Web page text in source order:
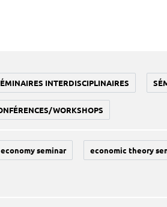
INTERDISCIPLINAIRES
WORKSHOPS
seminar economic theory